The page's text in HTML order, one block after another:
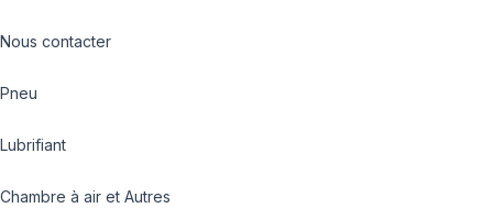
Nous contacter
Pneu
Lubrifiant
Chambre à air et Autres